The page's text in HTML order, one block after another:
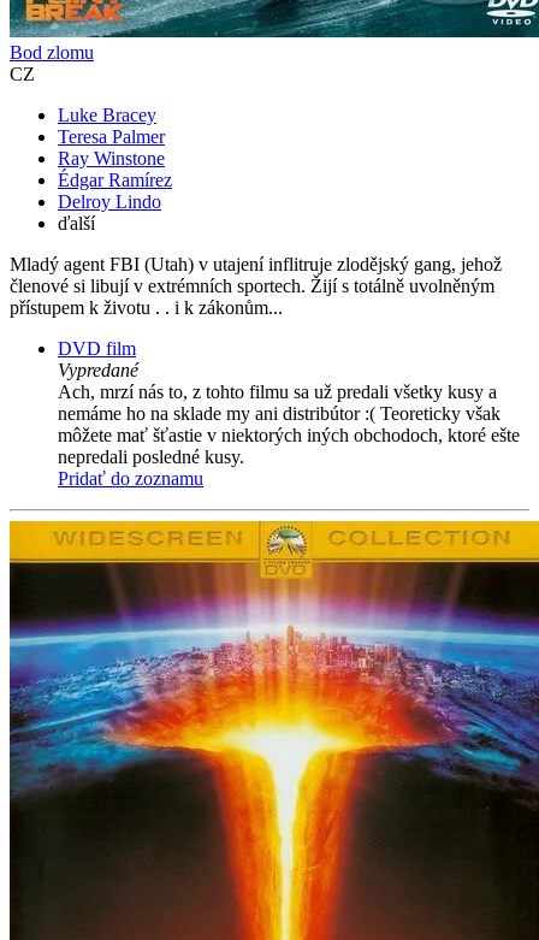
Bod zlomu
CZ
Luke Bracey
Teresa Palmer
Ray Winstone
Édgar Ramírez
Delroy Lindo
ďalší
Mladý agent FBI (Utah) v utajení inflitruje zlodějský gang, jehož
členové si libují v extrémních sportech. Žijí s totálně uvolněným
přístupem k životu . . i k zákonům...
DVD film
Vypredané
Ach, mrzí nás to, z tohto filmu sa už predali všetky kusy a
nemáme ho na sklade my ani distribútor :( Teoreticky však
môžete mať šťastie v niektorých iných obchodoch, ktoré ešte
nepredali posledné kusy.
Pridať do zoznamu